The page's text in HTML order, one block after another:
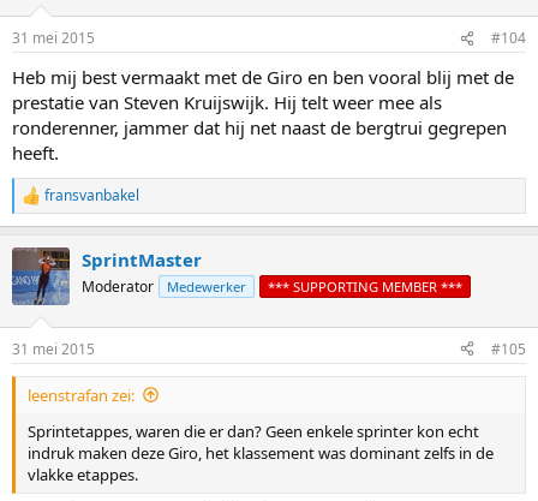
s
31 mei 2015 #104
Heb mij best vermaakt met de Giro en ben vooral blij met de
prestatie van Steven Kruijswijk. Hij telt weer mee als
ronderenner, jammer dat hij net naast de bergtrui gegrepen
heeft.
R
e
t
i
s
:
fransvanbakel
SprintMaster
Moderator Medewerker *** SUPPORTING MEMBER ***
31 mei 2015 #105
leenstrafan zei:
Sprintetappes, waren die er dan? Geen enkele sprinter kon echt
indruk maken deze Giro, het klassement was dominant zelfs in de
vlakke etappes.